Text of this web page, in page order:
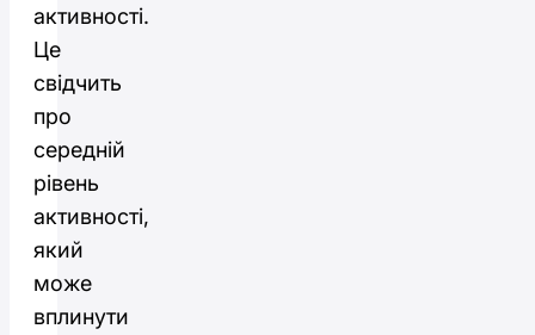
активності.
Це
свідчить
про
середній
рівень
активності,
який
може
вплинути